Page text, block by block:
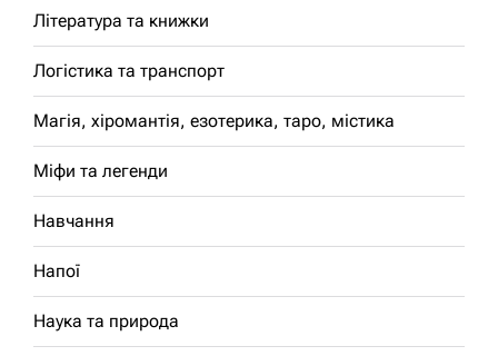
Література та книжки
Логістика та транспорт
Магія, хіромантія, езотерика, таро, містика
Міфи та легенди
Навчання
Напої
Наука та природа